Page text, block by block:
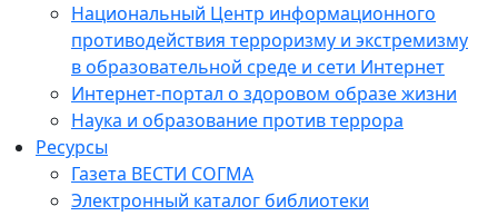
Национальный Центр информационного
противодействия терроризму и экстремизму
в образовательной среде и сети Интернет
Интернет-портал о здоровом образе жизни
Наука и образование против террора
Ресурсы
Газета ВЕСТИ СОГМА
Электронный каталог библиотеки